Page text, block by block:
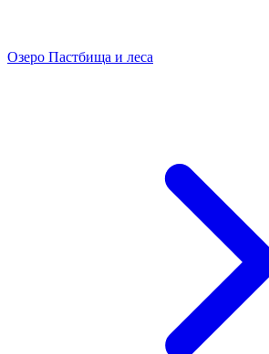
Озеро Пастбища и леса